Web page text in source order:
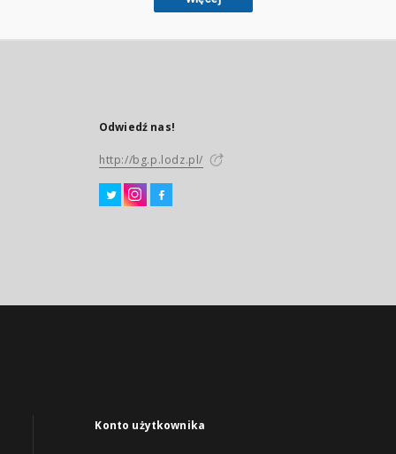
Odwiedź nas!
http://bg.p.lodz.pl/
Konto użytkownika